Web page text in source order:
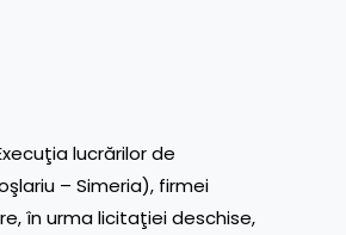
lucrărilor de
– Simeria), firmei
în urma licitaţiei deschise,